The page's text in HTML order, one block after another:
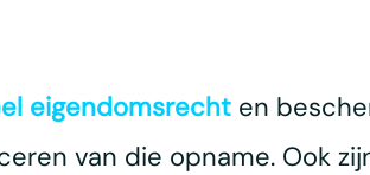
eigendomsrechten
van die opname. Ook